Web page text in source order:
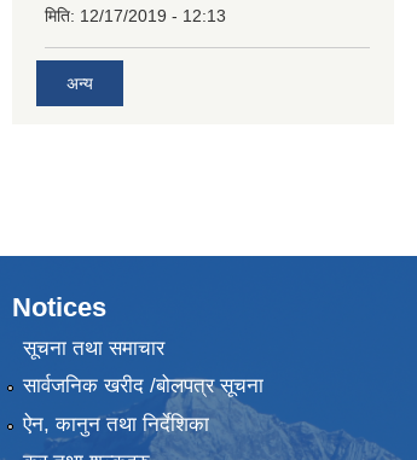
मिति: 12/17/2019 - 12:13
अन्य
Notices
सूचना तथा समाचार
सार्वजनिक खरीद /बोलपत्र सूचना
ऐन, कानुन तथा निर्देशिका